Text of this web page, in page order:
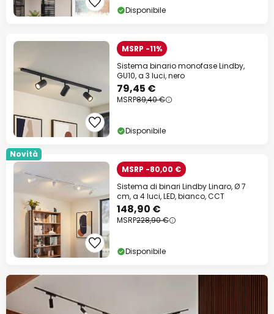
Disponibile
MSRP -11%
Sistema binario monofase Lindby,
GU10, a 3 luci, nero
79,45 €
MSRP89,40 €
Disponibile
Novità
MSRP -80,00 €
Sistema di binari Lindby Linaro, Ø 7
cm, a 4 luci, LED, bianco, CCT
148,90 €
MSRP228,90 €
Disponibile